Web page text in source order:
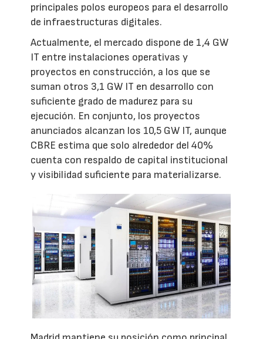
principales polos europeos para el desarrollo
de infraestructuras digitales.
Actualmente, el mercado dispone de 1,4 GW
IT entre instalaciones operativas y
proyectos en construcción, a los que se
suman otros 3,1 GW IT en desarrollo con
suficiente grado de madurez para su
ejecución. En conjunto, los proyectos
anunciados alcanzan los 10,5 GW IT, aunque
CBRE estima que solo alrededor del 40%
cuenta con respaldo de capital institucional
y visibilidad suficiente para materializarse.